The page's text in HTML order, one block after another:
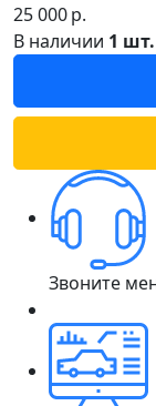
25 000р.
В наличии 1 шт.
Звоните